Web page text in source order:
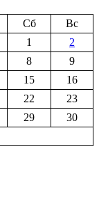
Сб
Вс
1
2
8
9
15
16
22
23
29
30